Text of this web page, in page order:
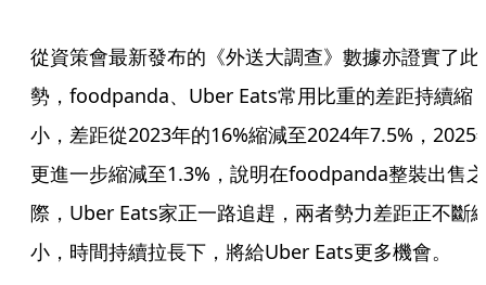
從資策會最新發布的《外送大調查》數據亦證實了此
勢，foodpanda、Uber Eats常用比重的差距持續縮
小，差距從2023年的16%縮減至2024年7.5%，2025
更進一步縮減至1.3%，說明在foodpanda整裝出售之
際，Uber Eats家正一路追趕，兩者勢力差距正不斷
小，時間持續拉長下，將給Uber Eats更多機會。